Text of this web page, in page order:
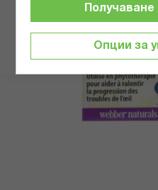
Опции за